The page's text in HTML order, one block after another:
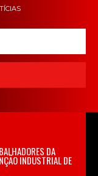
DA
INDUSTRIAL DE